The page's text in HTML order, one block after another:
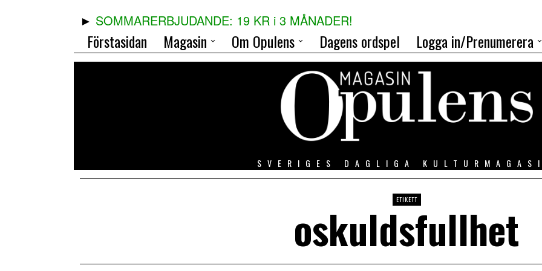
SOMMARERBJUDANDE: 19 KR i 3 MÅNADER!
Förstasidan Magasin Om Opulens Dagens ordspel Logga in/Prenumerera
SVERIGES DAGLIGA
ETIKETT
oskuldsfullhet